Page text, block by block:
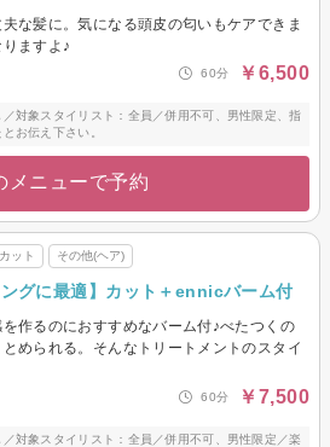
な髪に。気になる頭皮の匂いもケアできま
ますよ♪
60分 ￥6,500
対象スタイリスト：全員／併用不可、男性限定、指
お伝え下さい。
メニューで予約
ット その他(ヘア)
ングに最適】カット＋ennicバーム付
作るのにおすすめなバーム付♪べたつくの
められる。そんなトリートメントのスタイ
60分 ￥7,500
対象スタイリスト：全員／併用不可、男性限定／楽